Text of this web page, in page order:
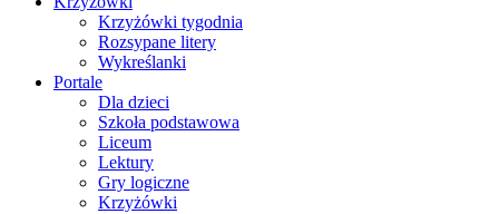
Krzyżówki tygodnia
Rozsypane litery
Wykreślanki
Portale
Dla dzieci
Szkoła podstawowa
Liceum
Lektury
Gry logiczne
Krzyżówki